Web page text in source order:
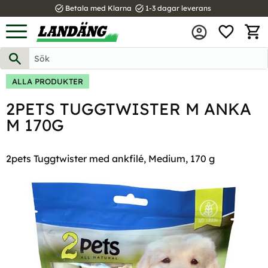
Meny
task_alt Betala med Klarna task_alt 1-3 dagar leverans
ALLA PRODUKTER
2PETS TUGGTWISTER M ANKA
M 170G
2pets Tuggtwister med ankfilé, Medium, 170 g